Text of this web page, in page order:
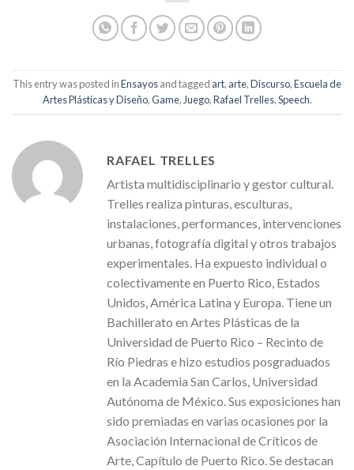
This entry was posted inEnsayosand tagged art, arte,Discurso,Escuela de
Artes Plásticas y Diseño,Game, Juego,Rafael Trelles,Speech.
RAFAEL TRELLES
Artista multidisciplinario y gestor cultural.
Trelles realiza pinturas, esculturas,
instalaciones, performances, intervenciones
urbanas, fotografía digital y otros trabajos
experimentales. Ha expuesto individual o
colectivamente en Puerto Rico, Estados
Unidos, América Latina y Europa. Tiene un
Bachillerato en Artes Plásticas de la
Universidad de Puerto Rico – Recinto de
Río Piedras e hizo estudios posgraduados
en la Academia San Carlos, Universidad
Autónoma de México. Sus exposiciones han
sido premiadas en varias ocasiones por la
Asociación Internacional de Críticos de
Arte, Capítulo de Puerto Rico. Se destacan